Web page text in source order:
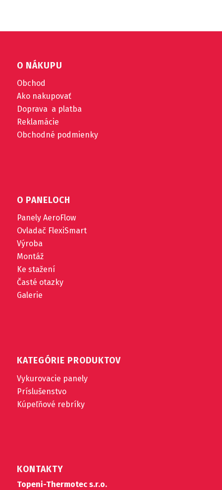
O NÁKUPU
Obchod
Ako nakupovať
Doprava a platba
Reklamácie
Obchodné podmienky
O PANELOCH
Panely AeroFlow
Ovladač FlexiSmart
Výroba
Montáž
Ke stažení
Časté otazky
Galerie
KATEGÓRIE PRODUKTOV
Vykurovacie panely
Príslušenstvo
Kúpeľňové rebríky
KONTAKTY
Topeni-Thermotec s.r.o.